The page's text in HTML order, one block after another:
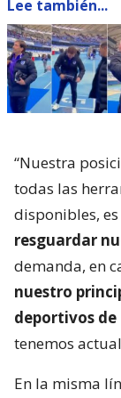
Lee también...
“Nuestra
todas las
disponibles, es
resguardar
demanda, en
nuestro
deportivos
tenemos
En la misma